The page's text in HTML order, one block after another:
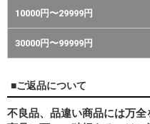
10000円〜29999円
30000円〜99999円
■ご返品について
不良品、品違い商品には万